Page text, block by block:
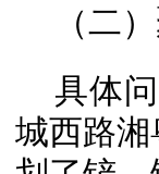
（二
具体
城西路